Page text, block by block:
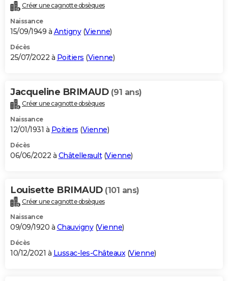
Créer une cagnotte obsèques
Naissance
15/09/1949 à Antigny(Vienne)
Décès
25/07/2022 à Poitiers (Vienne)
Jacqueline BRIMAUD (91 ans)
Créer une cagnotte obsèques
Naissance
12/01/1931 à Poitiers (Vienne)
Décès
06/06/2022 à Châtellerault(Vienne)
Louisette BRIMAUD (101 ans)
Créer une cagnotte obsèques
Naissance
09/09/1920 à Chauvigny(Vienne)
Décès
10/12/2021 à Lussac-les-Châteaux(Vienne)